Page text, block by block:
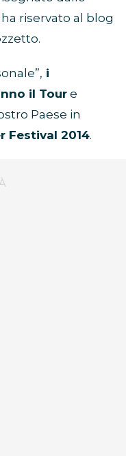
ha riservato al blog
i
il Tour e
Paese in
Festival 2014.